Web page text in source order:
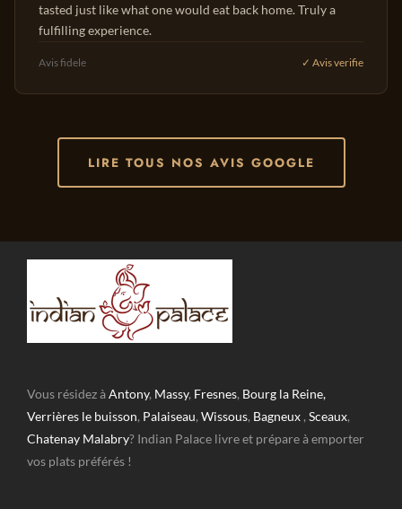
tasted just like what one would eat back home. Truly a
fulfilling experience.
Avis fidele ✓ Avis verifie
LIRE TOUS NOS AVIS GOOGLE
Vous résidez àAntony, Massy, Fresnes, Bourg la Reine,
Verrières le buisson, Palaiseau, Wissous, Bagneux , Sceaux,
Chatenay Malabry? Indian Palace livre et prépare à emporter
vos plats préférés !